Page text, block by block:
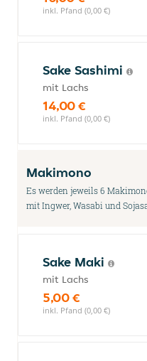
inkl. Pfand (0,00 €)
Sake Sashimi
mit Lachs
14,00 €
inkl. Pfand (0,00 €)
Makimono
Es werden jeweils 6
mit Ingwer, Wasabi und
Sake Maki
mit Lachs
5,00 €
inkl. Pfand (0,00 €)